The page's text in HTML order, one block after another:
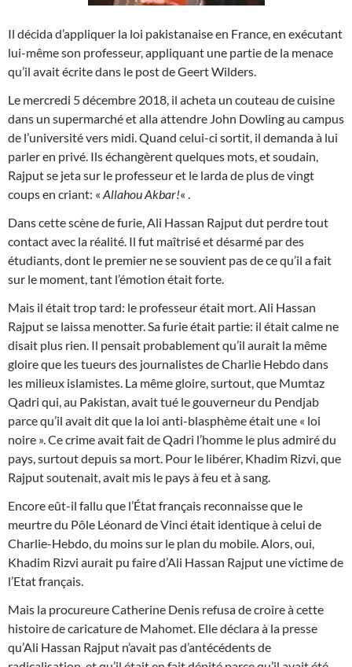
Il décida d’appliquer la loi pakistanaise en France, en exécutant
lui-même son professeur, appliquant une partie de la menace
qu’il avait écrite dans le post de Geert Wilders.
Le mercredi 5 décembre 2018, il acheta un couteau de cuisine
dans un supermarché et alla attendre John Dowling au campus
de l’université vers midi. Quand celui-ci sortit, il demanda à lui
parler en privé. Ils échangèrent quelques mots, et soudain,
Rajput se jeta sur le professeur et le larda de plus de vingt
coups en criant: « Allahou Akbar!« .
Dans cette scène de furie, Ali Hassan Rajput dut perdre tout
contact avec la réalité. Il fut maîtrisé et désarmé par des
étudiants, dont le premier ne se souvient pas de ce qu’il a fait
sur le moment, tant l’émotion était forte.
Mais il était trop tard: le professeur était mort. Ali Hassan
Rajput se laissa menotter. Sa furie était partie: il était calme ne
disait plus rien. Il pensait probablement qu’il aurait la même
gloire que les tueurs des journalistes de Charlie Hebdo dans
les milieux islamistes. La même gloire, surtout, que Mumtaz
Qadri qui, au Pakistan, avait tué le gouverneur du Pendjab
parce qu’il avait dit que la loi anti-blasphème était une « loi
noire ». Ce crime avait fait de Qadri l’homme le plus admiré du
pays, surtout depuis sa mort. Pour le libérer, Khadim Rizvi, que
Rajput soutenait, avait mis le pays à feu et à sang.
Encore eût-il fallu que l’État français reconnaisse que le
meurtre du Pôle Léonard de Vinci était identique à celui de
Charlie-Hebdo, du moins sur le plan du mobile. Alors, oui,
Khadim Rizvi aurait pu faire d’Ali Hassan Rajput une victime de
l’Etat français.
Mais la procureure Catherine Denis refusa de croire à cette
histoire de caricature de Mahomet. Elle déclara à la presse
qu’Ali Hassan Rajput n’avait pas d’antécédents de